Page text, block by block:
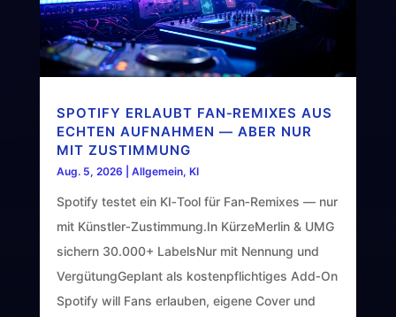
SPOTIFY ERLAUBT FAN‑REMIXES AUS
ECHTEN AUFNAHMEN — ABER NUR
MIT ZUSTIMMUNG
Aug. 5, 2026 Allgemein, KI
Spotify testet ein KI‑Tool für Fan‑Remixes — nur
mit Künstler‑Zustimmung.In KürzeMerlin & UMG
sichern 30.000+ LabelsNur mit Nennung und
VergütungGeplant als kostenpflichtiges Add‑On
Spotify will Fans erlauben, eigene Cover und